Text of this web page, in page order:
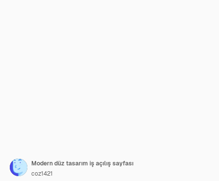
Modern düz tasarım iş açılış sayfası
coz1421